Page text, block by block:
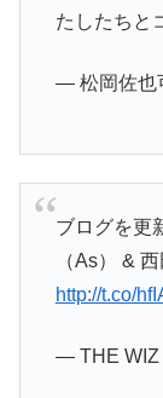
たしたちと
— 松岡佐也
ブログを更
（As） &
http://t.co/
— THE WIZ